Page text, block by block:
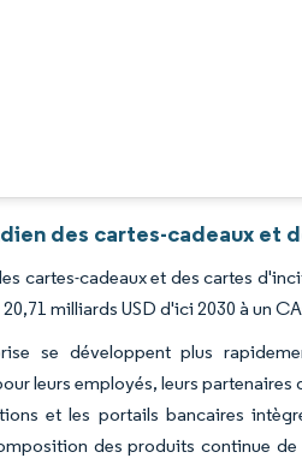
des cartes-cadeaux
cartes-cadeaux et des cartes
milliards USD d'ici 2030 à un
se développent plus
leurs employés, leurs
et les portails bancaires
des produits continue